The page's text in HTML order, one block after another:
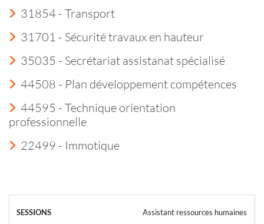
31854 - Transport
31701 - Sécurité travaux en hauteur
35035 - Secrétariat assistanat spécialisé
44508 - Plan développement compétences
44595 - Technique orientation
professionnelle
22499 - Immotique
Assistant ressources humaines